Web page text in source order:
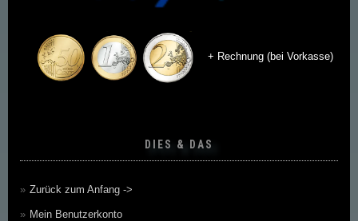
+ Rechnung (bei Vorkasse)
DIES & DAS
Zurück zum Anfang ->
Mein Benutzerkonto